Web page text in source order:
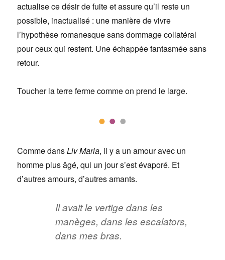
actualise ce désir de fuite et assure qu’il reste un
possible, inactualisé : une manière de vivre
l’hypothèse romanesque sans dommage collatéral
pour ceux qui restent. Une échappée fantasmée sans
retour.
Toucher la terre ferme comme on prend le large.
Comme dansLiv Maria, il y a un amour avec un
homme plus âgé, qui un jour s’est évaporé. Et
d’autres amours, d’autres amants.
Il avait le vertige dans les
manèges, dans les escalators,
dans mes bras.